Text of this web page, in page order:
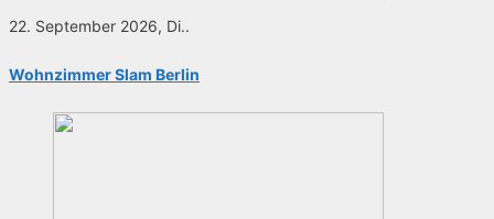
22. September 2026, Di..
Wohnzimmer Slam Berlin